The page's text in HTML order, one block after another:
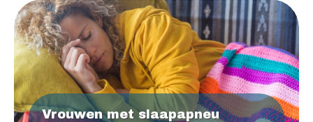
Vrouwen met slaapapneu